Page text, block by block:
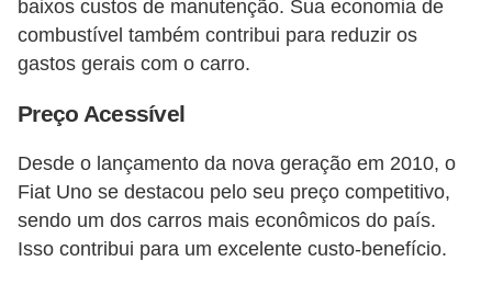
baixos custos de manutenção. Sua economia de
combustível também contribui para reduzir os
gastos gerais com o carro.
Preço Acessível
Desde o lançamento da nova geração em 2010, o
Fiat Uno se destacou pelo seu preço competitivo,
sendo um dos carros mais econômicos do país.
Isso contribui para um excelente custo-benefício​​.